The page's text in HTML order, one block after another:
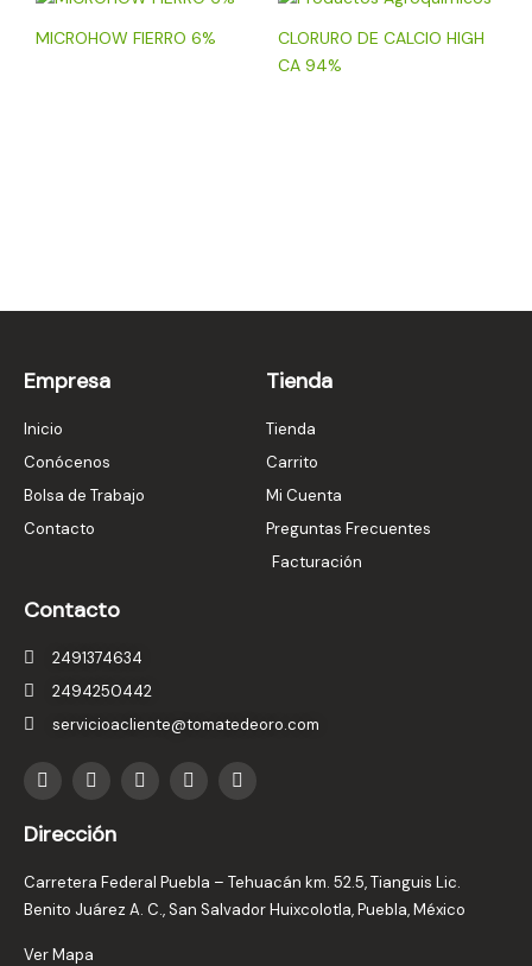
MICROHOW FIERRO 6%
CLORURO DE CALCIO HIGH
CA 94%
Empresa
Inicio
Conócenos
Bolsa de Trabajo
Contacto
Tienda
Tienda
Carrito
Mi Cuenta
Preguntas Frecuentes
Facturación
Contacto
2491374634
2494250442
servicioacliente@tomatedeoro.com
T
i
k
t
o
I
n
s
t
a
r
a
m
F
a
c
o
Y
o
u
e
L
i
n
i
n
-
Dirección
Carretera Federal Puebla – Tehuacán km. 52.5, Tianguis Lic.
Benito Juárez A. C., San Salvador Huixcolotla, Puebla, México
Ver Mapa